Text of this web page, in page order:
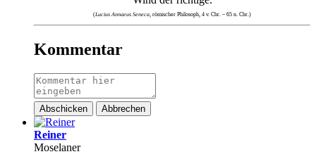
(Lucius Annaeus Seneca, römischer Philosoph, 4 v. Chr. – 65 n. Chr.)
Kommentar
Abschicken Abbrechen
Reiner
Moselaner